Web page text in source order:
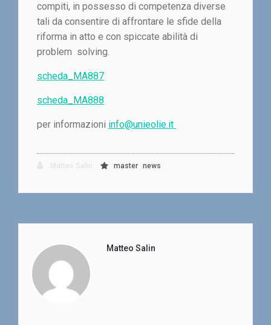
compiti, in possesso di competenza diverse
tali da consentire di affrontare le sfide della
riforma in atto e con spiccate abilità di
problem solving.
scheda_MA887
scheda_MA888
per informazioni info@unieolie.it
master news
Matteo Salin